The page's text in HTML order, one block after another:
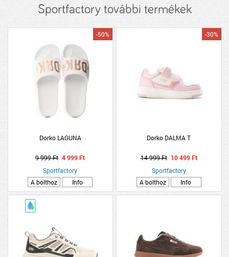
Sportfactory további termékek
Dorko LAGUNA
-50%
9 999 Ft 4 999 Ft
Sportfactory
A bolthoz
Info
Dorko DALMA T
-30%
14 999 Ft 10 499 Ft
Sportfactory
A bolthoz
Info